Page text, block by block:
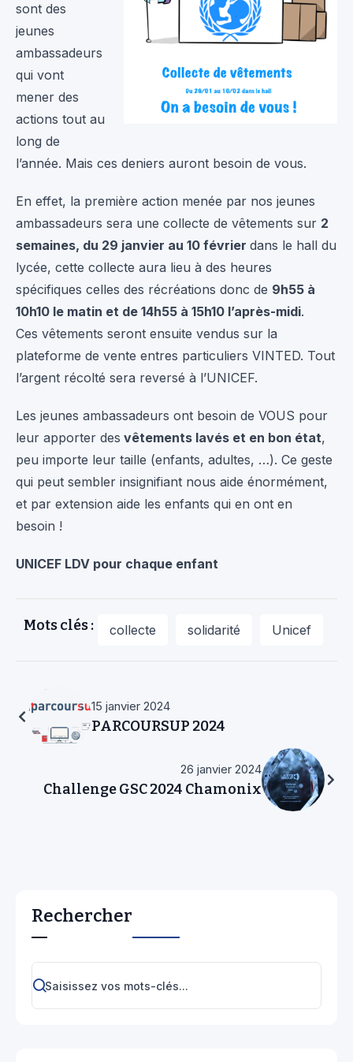
sont des
jeunes
ambassadeurs
qui vont
mener des
actions tout au
long de
l’année. Mais ces deniers auront besoin de vous.
En effet, la première action menée par nos jeunes
ambassadeurs sera une collecte de vêtements sur 2
semaines, du 29 janvier au 10 février dans le hall du
lycée, cette collecte aura lieu à des heures
spécifiques celles des récréations donc de 9h55 à
10h10 le matin et de 14h55 à 15h10 l’après-midi.
Ces vêtements seront ensuite vendus sur la
plateforme de vente entres particuliers VINTED. Tout
l’argent récolté sera reversé à l’UNICEF.
Les jeunes ambassadeurs ont besoin de VOUS pour
leur apporter des vêtements lavés et en bon état,
peu importe leur taille (enfants, adultes, …). Ce geste
qui peut sembler insignifiant nous aide énormément,
et par extension aide les enfants qui en ont en
besoin !
UNICEF LDV pour chaque enfant
Mots clés : collecte solidarité Unicef
15 janvier 2024
PARCOURSUP 2024
26 janvier 2024
Challenge GSC 2024 Chamonix
Rechercher